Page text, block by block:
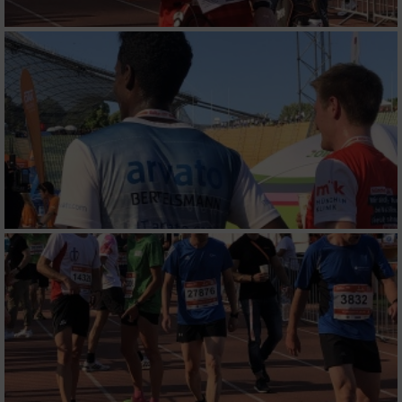
Messung der Performance von Inhalten
Analyse von Zielgruppen durch Statistiken
oder Kombinationen von Daten aus
verschiedenen Quellen
Entwicklung und Verbesserung der Angebote
Verwendung reduzierter Daten zur Auswahl
von Inhalten
IAB-Besonderheiten:
Verwendung genauer Standortdaten
Geräte anhand von aktiv angeforderten
Informationen identifizieren
Nicht-IAB-Verarbeitungszwecke: